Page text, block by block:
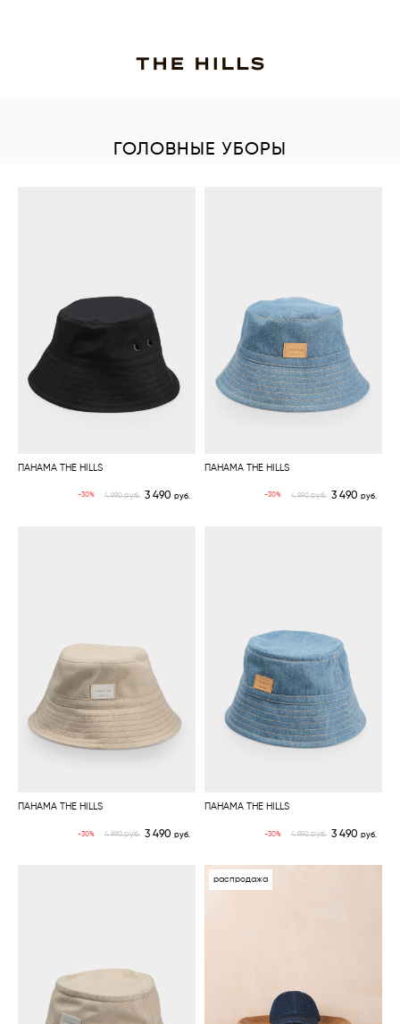
ГОЛОВНЫЕ УБОРЫ
ПАНАМА THE HILLS
-30% 4 990руб. 3 490 руб.
ПАНАМА THE HILLS
-30% 4 990руб. 3 490руб.
ПАНАМА THE HILLS
-30% 4 990руб. 3 490 руб.
ПАНАМА THE HILLS
-30% 4 990руб. 3 490руб.
распродажа